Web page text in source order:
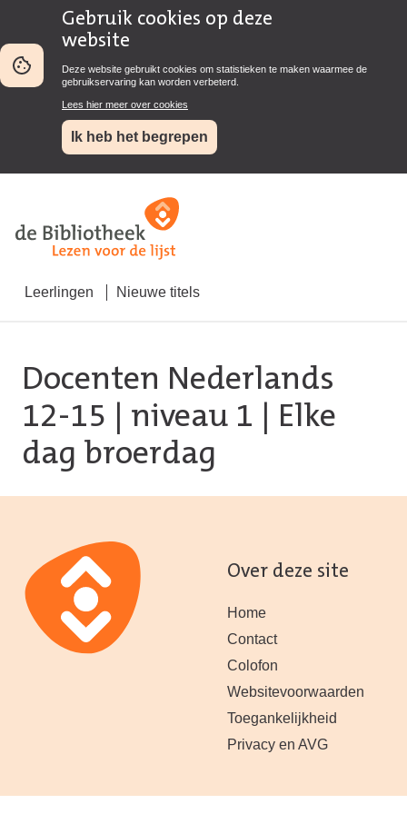
Gebruik cookies op deze
website
Deze website gebruikt cookies om statistieken te maken waarmee de
gebruikservaring kan worden verbeterd.
Lees hier meer over cookies
Ik heb het begrepen
Leerlingen Nieuwe titels
Docenten Nederlands
12-15
niveau 1 | Elke
dag broerdag
Over deze site
Home
Contact
Colofon
Websitevoorwaarden
Toegankelijkheid
Privacy en AVG